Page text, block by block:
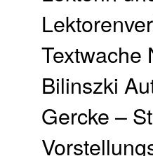
Textwache
Bilinszki
Gercke –